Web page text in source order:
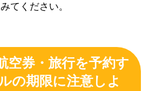
てください。
空券・旅行を予約す
の期限に注意しよ